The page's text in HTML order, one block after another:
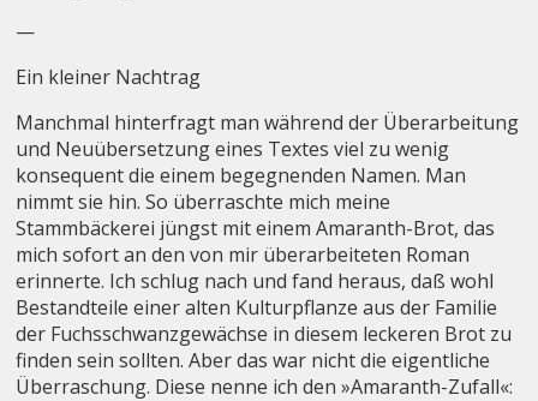
—
Ein kleiner Nachtrag
Manchmal hinterfragt man während der Überarbeitung
und Neuübersetzung eines Textes viel zu wenig
konsequent die einem begegnenden Namen. Man
nimmt sie hin. So überraschte mich meine
Stammbäckerei jüngst mit einem Amaranth-Brot, das
mich sofort an den von mir überarbeiteten Roman
erinnerte. Ich schlug nach und fand heraus, daß wohl
Bestandteile einer alten Kulturpflanze aus der Familie
der Fuchsschwanzgewächse in diesem leckeren Brot zu
finden sein sollten. Aber das war nicht die eigentliche
Überraschung. Diese nenne ich den »Amaranth-Zufall«: